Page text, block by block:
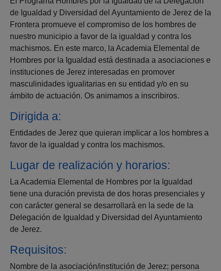
de Igualdad y Diversidad del Ayuntamiento de Jerez de la
Frontera promueve el compromiso de los hombres de
nuestro municipio a favor de la igualdad y contra los
machismos. En este marco, la Academia Elemental de
Hombres por la Igualdad está destinada a asociaciones e
instituciones de Jerez interesadas en promover
masculinidades igualitarias en su entidad y/o en su
ámbito de actuación. Os animamos a inscribiros.
Dirigida a:
Entidades de Jerez que quieran implicar a los hombres a
favor de la igualdad y contra los machismos.
Lugar de realización y horarios:
La Academia Elemental de Hombres por la Igualdad
tiene una duración prevista de dos horas presenciales y
con carácter general se desarrollará en la sede de la
Delegación de Igualdad y Diversidad del Ayuntamiento
de Jerez.
Requisitos:
Nombre de la asociación/institución de Jerez; persona